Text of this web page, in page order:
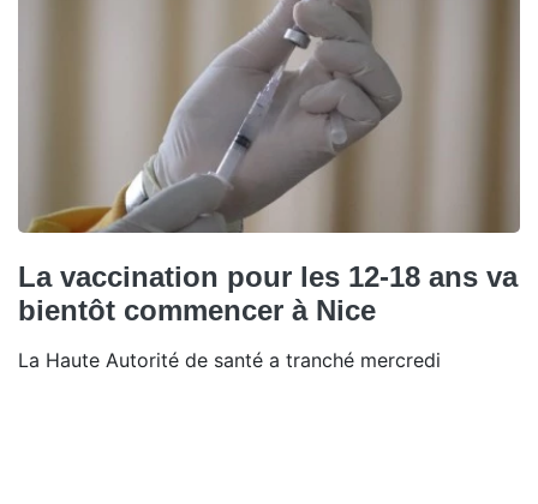
La vaccination pour les 12-18 ans va
bientôt commencer à Nice
La Haute Autorité de santé a tranché mercredi